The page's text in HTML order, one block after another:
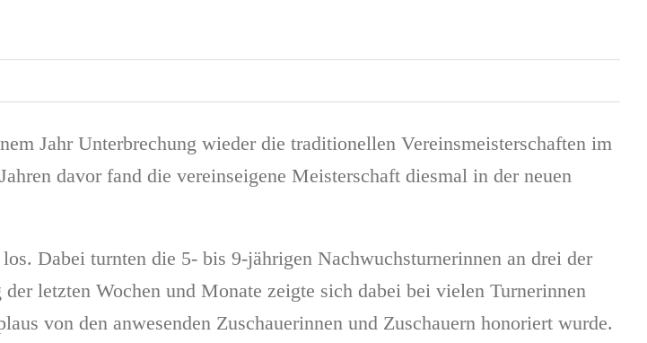
Jahr Unterbrechung wieder die traditionellen Vereinsmeisterschaften im
davor fand die vereinseigene Meisterschaft diesmal in der neuen
Dabei turnten die 5- bis 9-jährigen Nachwuchsturnerinnen an drei der
letzten Wochen und Monate zeigte sich dabei bei vielen Turnerinnen
von den anwesenden Zuschauerinnen und Zuschauern honoriert wurde.